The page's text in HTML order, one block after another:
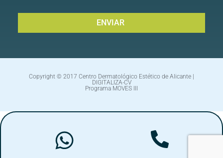
ENVIAR
Copyright © 2017 Centro Dermatológico Estético de Alicante |
DIGITALIZA-CV
Programa MOVES III